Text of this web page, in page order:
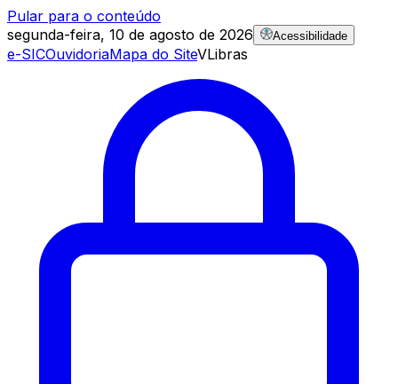
Pular para o conteúdo
segunda-feira, 10 de agosto de 2026
Acessibilidade
e-SICOuvidoriaMapa do SiteVLibras